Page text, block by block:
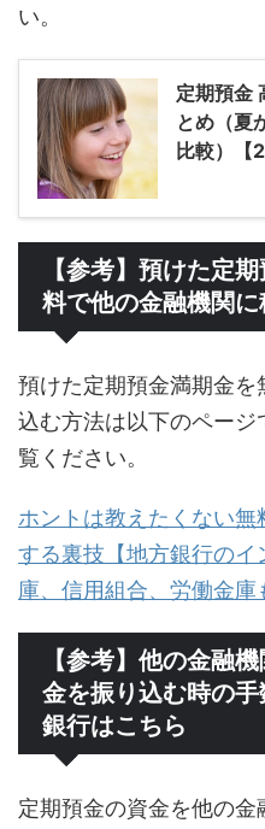
い。
定期預金
とめ（夏
比較）【
【参考】預けた定
料で他の金融機関
預けた定期預金満期金を
込む方法は以下のペー
覧ください。
ホントは教えたくない
する裏技【地方銀行の
庫、信用組合、労働金庫
【参考】他の金融
金を振り込む時の
銀行はこちら
定期預金の資金を他の金